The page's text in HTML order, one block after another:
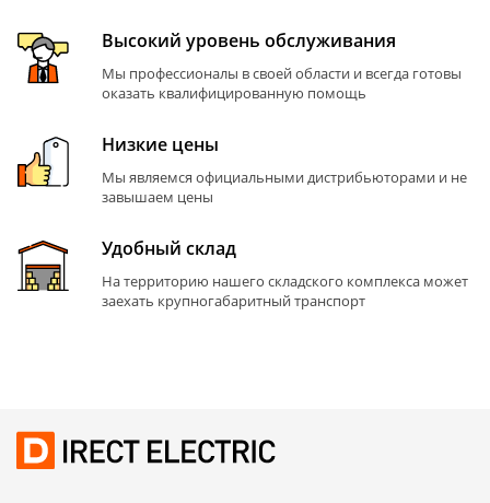
Высокий уровень обслуживания
Мы профессионалы в своей области и всегда готовы
оказать квалифицированную помощь
Низкие цены
Мы являемся официальными дистрибьюторами и не
завышаем цены
Удобный склад
На территорию нашего складского комплекса может
заехать крупногабаритный транспорт